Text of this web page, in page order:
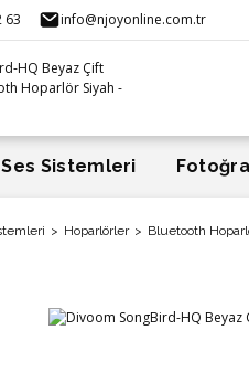
63 info@njoyonline.com.tr
Ses Sistemleri
Hoparlörler Bluetooth